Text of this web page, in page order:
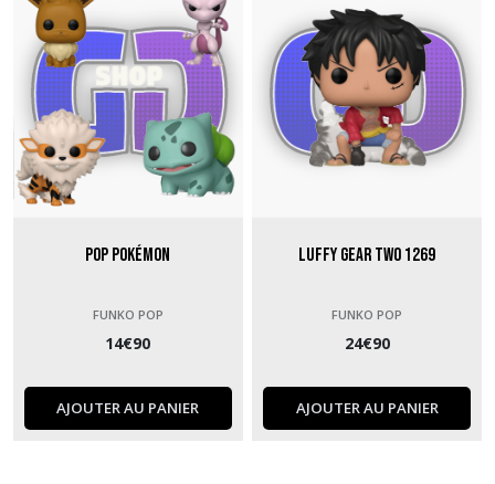
Pop Pokémon
FUNKO POP
14€90
AJOUTER AU PANIER
Luffy Gear Two 1269
FUNKO POP
24€90
AJOUTER AU PANIER